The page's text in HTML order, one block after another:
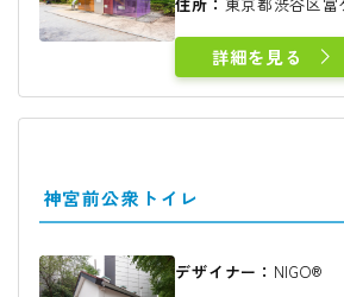
詳細を見る
神宮前公衆トイレ
デザイナー： NIGO®